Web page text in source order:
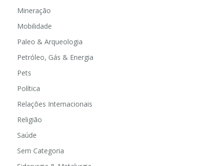
Mineração
Mobilidade
Paleo & Arqueologia
Petróleo, Gás & Energia
Pets
Política
Relações Internacionais
Religião
Saúde
Sem Categoria